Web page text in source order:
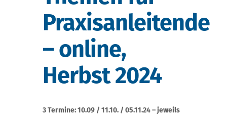
Praxisanleitende
– online,
Herbst 2024
3 Termine: 10.09 / 11.10. / 05.11.24 – jeweils